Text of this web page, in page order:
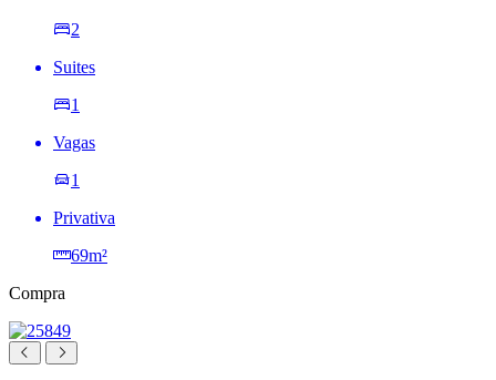
2
Suites
1
Vagas
1
Privativa
69m²
Compra